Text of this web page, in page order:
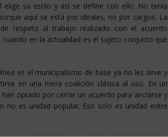
su estilo y así se define con ello. No tenía
aquí se está por ideales, no por cargos. La
respeto al trabajo realizado con el acuerdo
en la actualidad es el sujeto conjunto que
es el municipalismo de base ya no les sirve y
en una mera coalición clásica al uso. En un
optado por cerrar un acuerdo para anclarse y
no es unidad popular. Eso solo es unidad entre